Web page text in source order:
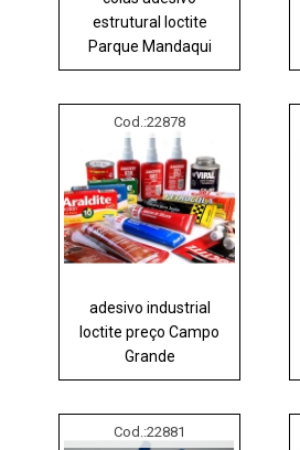
estrutural loctite
Parque Mandaqui
Cod.:22878
adesivo industrial
loctite preço Campo
Grande
Cod.:22881